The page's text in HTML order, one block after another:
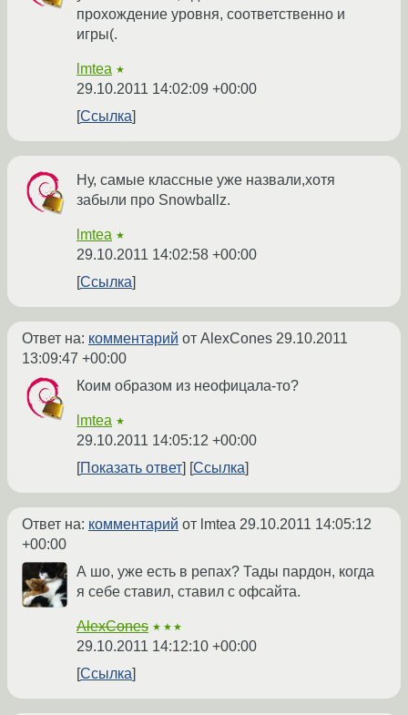
прохождение уровня, соответственно и
игры(.
lmtea ★
29.10.2011 14:02:09 +00:00
Ссылка
Ну, самые классные уже назвали,хотя
забыли про Snowballz.
lmtea ★
29.10.2011 14:02:58 +00:00
Ссылка
Ответ на: комментарий от AlexCones 29.10.2011
13:09:47 +00:00
Коим образом из неофицала-то?
lmtea ★
29.10.2011 14:05:12 +00:00
Показать ответ
Ссылка
Ответ на: комментарий от lmtea 29.10.2011 14:05:12
+00:00
А шо, уже есть в репах? Тады пардон, когда
я себе ставил, ставил с офсайта.
AlexCones ★★★
29.10.2011 14:12:10 +00:00
Ссылка